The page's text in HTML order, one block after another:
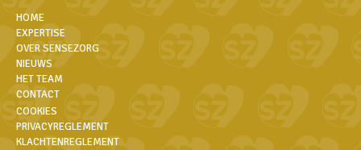
HOME
EXPERTISE
OVER SENSEZORG
NIEUWS
HET TEAM
CONTACT
COOKIES
PRIVACYREGLEMENT
KLACHTENREGLEMENT